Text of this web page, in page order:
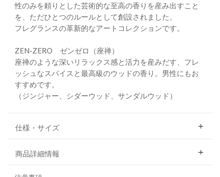
性のみを頼りとした芸術的な至高の香りを産み出すこと
を、ただひとつのルールとして創設されました。
フレグランスの革新的なアートコレクションです。
ZEN-ZERO ゼンゼロ（座禅）
座禅のような深いリラックス感と活力を産みだす、フレ
ッシュなスパイスと最高級のウッドの香り。男性にもお
すすめです。
（ジンジャー、シダーウッド、サンダルウッド）
仕様・サイズ
商品詳細情報